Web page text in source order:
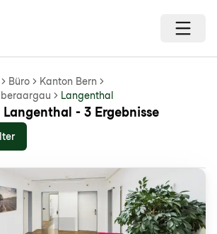
Büro
Kanton Bern
Langenthal
- 3 Ergebnisse